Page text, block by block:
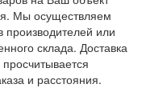
Мы осуществляем
производителей или
склада. Доставка
и расстояния.